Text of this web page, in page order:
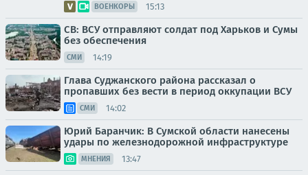
ВОЕНКОРЫ 15:13
СВ: ВСУ отправляют солдат под Харьков и Сумы
без обеспечения
СМИ 14:19
Глава Суджанского района рассказал о
пропавших без вести в период оккупации ВСУ
СМИ 14:02
Юрий Баранчик: В Сумской области нанесены
удары по железнодорожной инфраструктуре
МНЕНИЯ 13:47